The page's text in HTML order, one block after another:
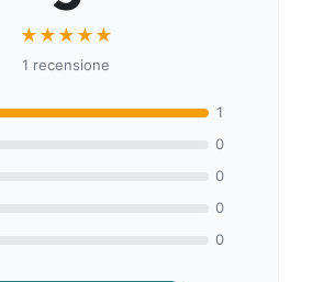
★ ★ ★ ★ ★
1 recensione
1
0
0
0
0